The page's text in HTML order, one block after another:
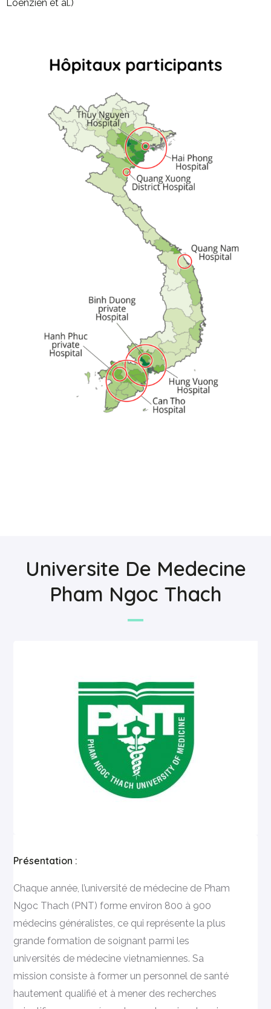
Loenzien et al.)
Universite De Medecine
Pham Ngoc Thach
Présentation :
Chaque année, l’université de médecine de Pham
Ngoc Thach (PNT) forme environ 800 à 900
médecins généralistes, ce qui représente la plus
grande formation de soignant parmi les
universités de médecine vietnamiennes. Sa
mission consiste à former un personnel de santé
hautement qualifié et à mener des recherches